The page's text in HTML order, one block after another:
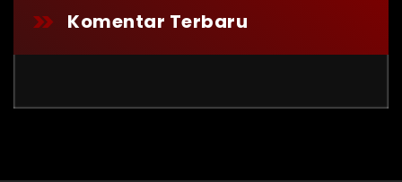
Komentar Terbaru